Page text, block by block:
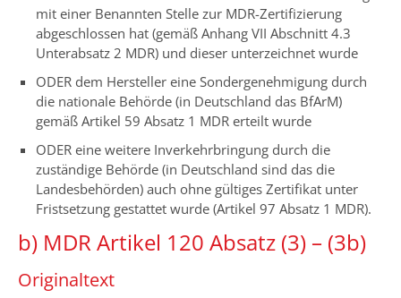
mit einer Benannten Stelle zur MDR-Zertifizierung
abgeschlossen hat (gemäß Anhang VII Abschnitt 4.3
Unterabsatz 2 MDR) und dieser unterzeichnet wurde
ODER dem Hersteller eine Sondergenehmigung durch
die nationale Behörde (in Deutschland das BfArM)
gemäß Artikel 59 Absatz 1 MDR erteilt wurde
ODER eine weitere Inverkehrbringung durch die
zuständige Behörde (in Deutschland sind das die
Landesbehörden) auch ohne gültiges Zertifikat unter
Fristsetzung gestattet wurde (Artikel 97 Absatz 1 MDR).
b) MDR Artikel 120 Absatz (3) – (3b)
Originaltext